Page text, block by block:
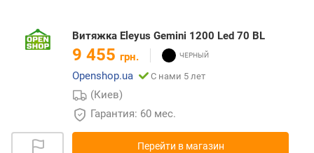
Витяжка Eleyus Gemini 1200 Led 70 BL
9 455 грн.
Openshop.ua
С нами 5 лет
(Киев)
Гарантия: 60 мес.
Перейти в магазин